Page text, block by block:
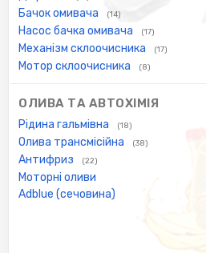
Бачок омивача (14)
Насос бачка омивача (17)
Механізм склоочисника (17)
Мотор склоочисника (8)
ОЛИВА ТА АВТОХІМІЯ
Рідина гальмівна (18)
Олива трансмісійна (38)
Антифриз (22)
Моторні оливи
Adblue (сечовина)